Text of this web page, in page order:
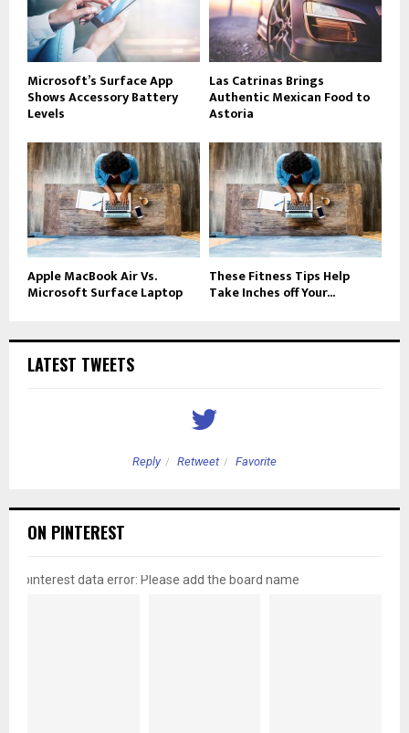
Microsoft’s Surface App
Shows Accessory Battery
Levels
Las Catrinas Brings
Authentic Mexican Food to
Astoria
Apple MacBook Air Vs.
Microsoft Surface Laptop
These Fitness Tips Help
Take Inches off Your...
LATEST TWEETS
Reply Retweet Favorite
ON PINTEREST
pinterest data error: Please add the board name